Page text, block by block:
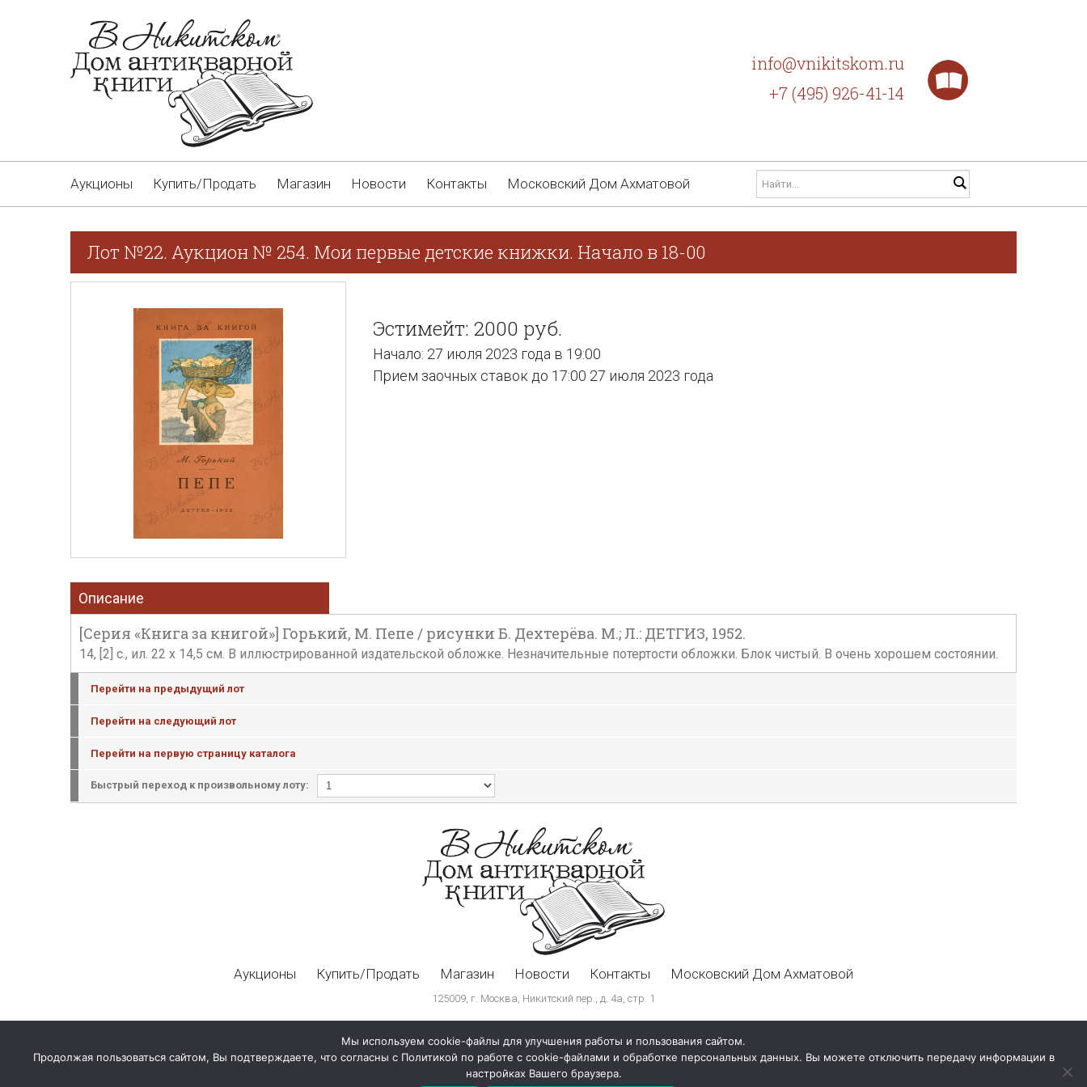
info@vnikitskom.ru
+7 (495) 926-41-14
Аукционы Купить/Продать Магазин Новости Контакты Московский Дом Ахматовой
Лот №22. Аукцион № 254. Мои первые детские книжки. Начало в 18-00
Эстимейт: 2000 руб.
Начало: 27 июля 2023 года в 19:00
Прием заочных ставок до 17:00 27 июля 2023 года
Описание
[Серия «Книга за книгой»] Горький, М. Пепе / рисунки Б. Дехтерёва. М.; Л.: ДЕТГИЗ, 1952.
14, [2] с., ил. 22 х 14,5 см. В иллюстрированной издательской обложке. Незначительные потертости обложки. Блок чистый. В очень хорошем состоянии.
Перейти на предыдущий лот
Перейти на следующий лот
Перейти на первую страницу каталога
Быстрый переход к произвольному лоту:
Аукционы Купить/Продать Магазин Новости Контакты Московский Дом Ахматовой
125009, г. Москва, Никитский пер., д. 4а, стр. 1
Мы используем cookie-файлы для улучшения работы и пользования сайтом.
Продолжая пользоваться сайтом, Вы подтверждаете, что согласны с Политикой по работе с cookie-файлами и обработке персональных данных. Вы можете отключить передачу информации в
настройках Вашего браузера.